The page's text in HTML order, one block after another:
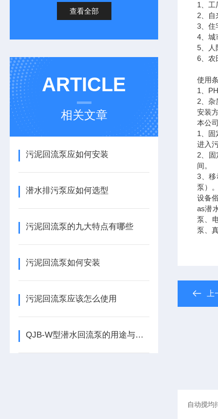
查看全部
ARTICLE
相关文章
污泥回流泵应如何安装
潜水排污泵应如何选型
污泥回流泵的九大特点有哪些
污泥回流泵如何安装
污泥回流泵应该怎么使用
QJB-W型潜水回流泵的用途与特点有哪些
1、工
2、自
3、住
4、城
5、人
6、农
使用
1、
2、
安装
本公
1、固
进入
2、
间。
3、
泵）
设备
as潜
泵、
泵、